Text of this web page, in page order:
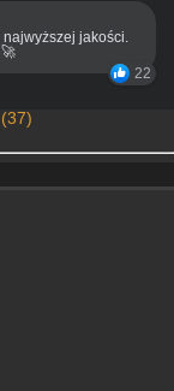
najwyższej jakości.
22